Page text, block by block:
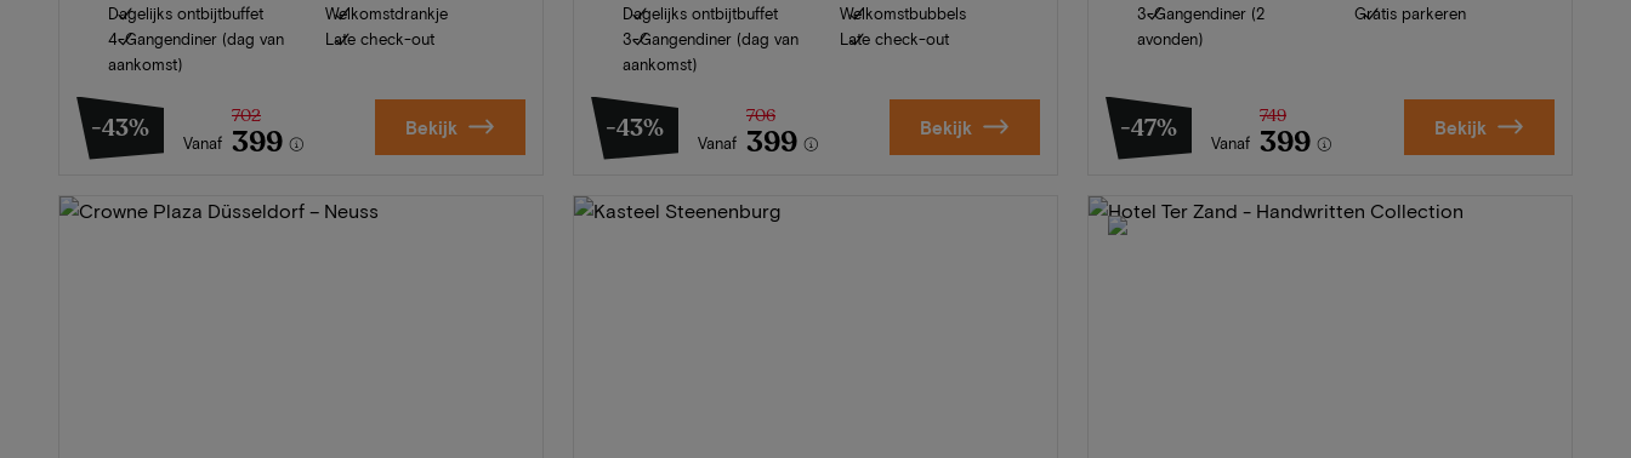
Dagelijks ontbijtbuffet
4-Gangendiner (dag van
aankomst)
Welkomstdrankje
Late check-out
-43% Vanaf
702
399 Bekijk
Dagelijks ontbijtbuffet
3-Gangendiner (dag van
aankomst)
Welkomstbubbels
Late check-out
-43% Vanaf
706
399 Bekijk
3-Gangendiner (2
avonden)
Gratis parkeren
-47% Vanaf
749
399 Bekijk